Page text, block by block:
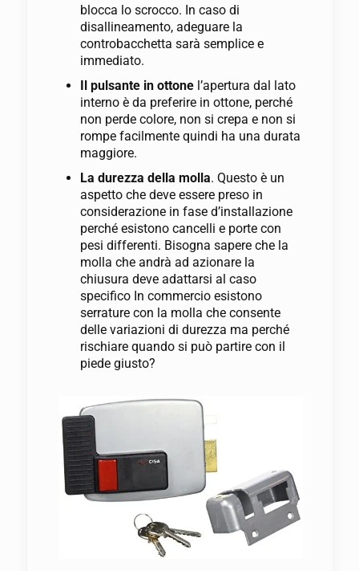
blocca lo scrocco. In caso di
disallineamento, adeguare la
controbacchetta sarà semplice e
immediato.
Il pulsante in ottonel’apertura dal lato
interno è da preferire in ottone, perché
non perde colore, non si crepa e non si
rompe facilmente quindi ha una durata
maggiore.
La durezza della molla. Questo è un
aspetto che deve essere preso in
considerazione in fase d’installazione
perché esistono cancelli e porte con
pesi differenti. Bisogna sapere che la
molla che andrà ad azionare la
chiusura deve adattarsi al caso
specifico In commercio esistono
serrature con la molla che consente
delle variazioni di durezza ma perché
rischiare quando si può partire con il
piede giusto?